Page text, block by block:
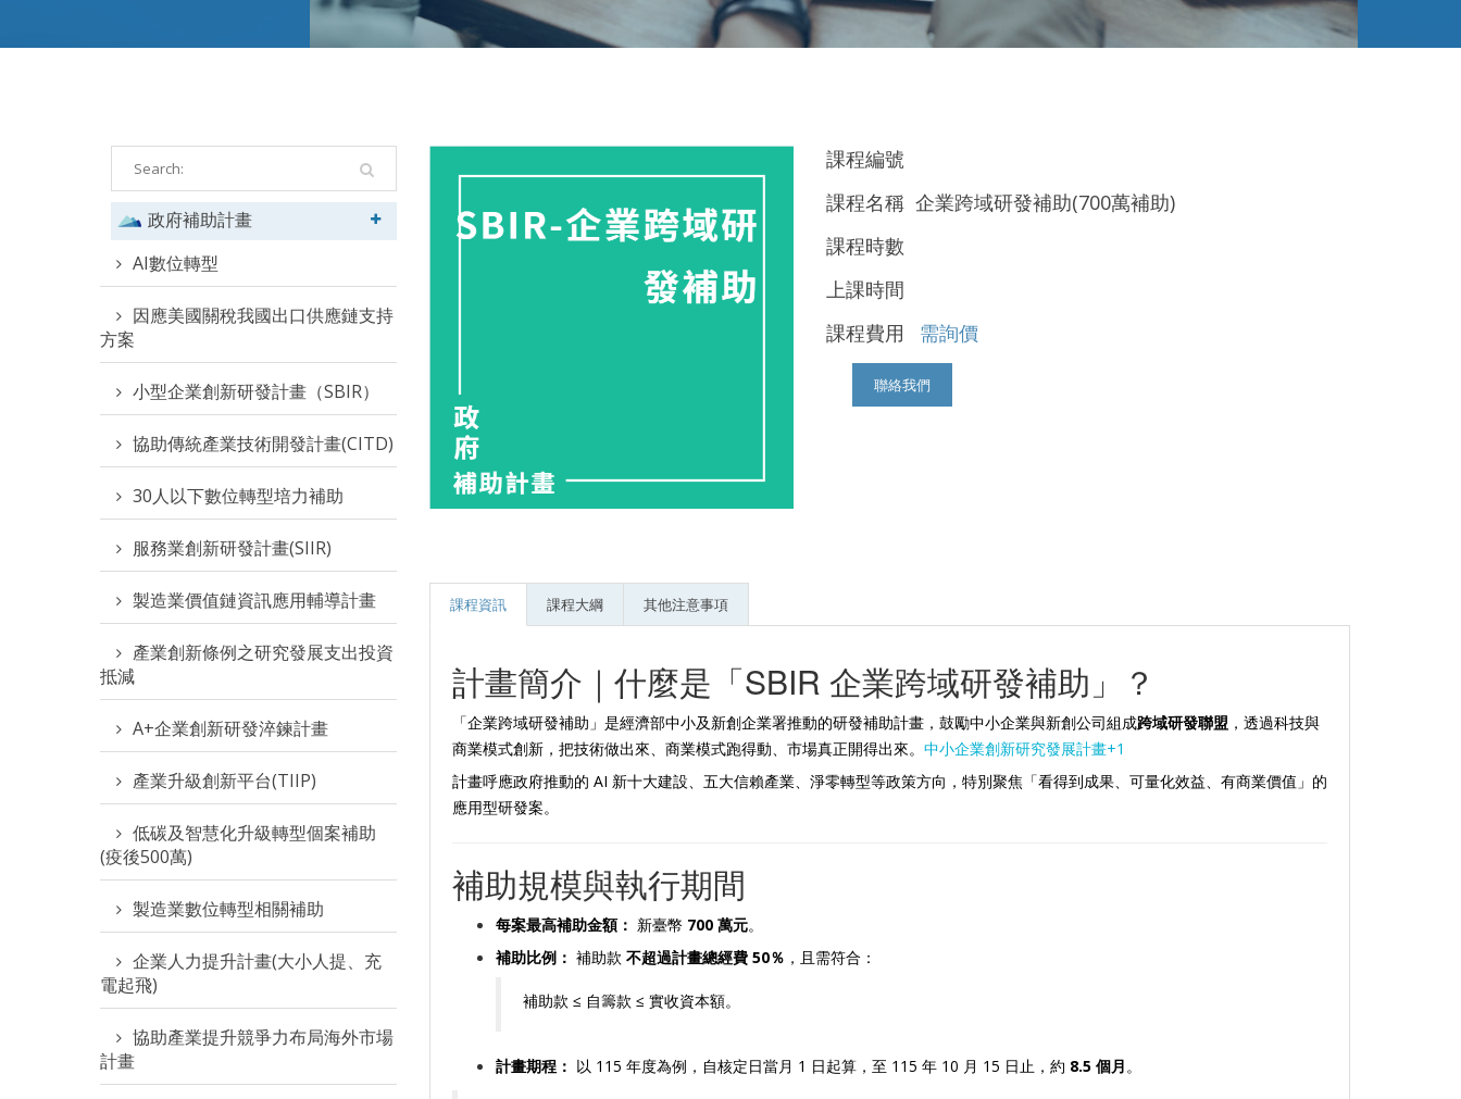
課程編號
課程名稱 企業跨域研發補助(700萬補助)
課程時數
上課時間
課程費用
需詢價
聯絡我們
課程資訊 課程大綱 其他注意事項
計畫簡介｜什麼是「SBIR 企業跨域研發補助」？
「企業跨域研發補助」是經濟部中小及新創企業署推動的研發補助計畫，鼓勵中小企業與新創公司組成跨域研發聯盟 ，透過科技與
商業模式創新，把技術做出來、商業模式跑得動、市場真正開得出來。 中小企業創新研究發展計畫+1
計畫呼應政府推動的 AI 新十大建設、五大信賴產業、淨零轉型等政策方向，特別聚焦「看得到成果、可量化效益、有商業價值」的
應用型研發案。
補助規模與執行期間
每案最高補助金額： 新臺幣 700 萬元。
補助比例： 補助款 不超過計畫總經費 50％ ，且需符合：
補助款 ≤ 自籌款 ≤ 實收資本額。
計畫期程： 以 115 年度為例，自核定日當月 1 日起算，至 115 年 10 月 15 日止，約 8.5 個月。
政府補助計畫
AI數位轉型
因應美國關稅我國出口供應鏈支持
方案
小型企業創新研發計畫（SBIR）
協助傳統產業技術開發計畫(CITD)
30人以下數位轉型培力補助
服務業創新研發計畫(SIIR)
製造業價值鏈資訊應用輔導計畫
產業創新條例之研究發展支出投資
抵減
A+企業創新研發淬鍊計畫
產業升級創新平台(TIIP)
低碳及智慧化升級轉型個案補助
(疫後500萬)
製造業數位轉型相關補助
企業人力提升計畫(大小人提、充
電起飛)
協助產業提升競爭力布局海外市場
計畫